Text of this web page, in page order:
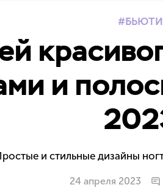
БЬЮТИ
и
и стильные дизайны
24 апреля 2023